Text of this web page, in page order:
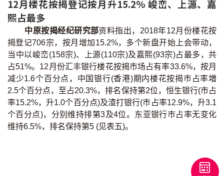
网上申请按揭转介
条款及细则
私隐政策
繁
本网页所提供资料仅作参考用途。
若因错漏而引致任何不便或损失，中原按揭概不负责。
本网站采用无障碍网页设计，如有任何问题，可查询：
© 2026 中原按揭经纪有限公司 Centaline Mortgage Broker Limited 版权所有
12月楼花按揭登记按月升15.2% 峻峦、上源、嘉
熙占最多
中原按揭经纪研究部资料指出，2018年12月份楼花按
揭登记706宗，按月增加15.2%，多个新盘开始上会带动，
当中以峻峦(158宗)、上源(110宗)及嘉熙(93宗)占最多，共
占51%。12月份汇丰银行楼花按揭市场占有率33.6%，按月
减少1.6个百分点，中国银行(香港)期内楼花按揭巿占率増
2.5个百分点，至占20.3%，排名保持第2位，恒生银行(市占
率15.2%，升1.0个百分点)及渣打银行(巿占率12.9%，升3.1
个百分点)，分别维持排第3及4位。东亚银行巿占率无变化
维持6.5%，排名保持第5 (见表五)。